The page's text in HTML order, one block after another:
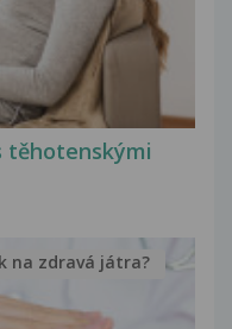
těhotenskými
na zdravá játra?